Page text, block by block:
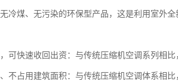
冷煤、无污染的环保型产品，这是利用室外
可快速收回出资：与传统压缩机空调系列相比
不占用建筑面积：与传统压缩机空调体系相